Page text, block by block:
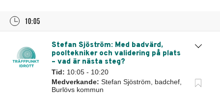
10:05
Stefan Sjöström: Med badvärd,
pooltekniker och validering på plats
– vad är nästa steg?
Tid: 10:05 - 10:20
Medverkande: Stefan Sjöström, badchef,
Burlövs kommun